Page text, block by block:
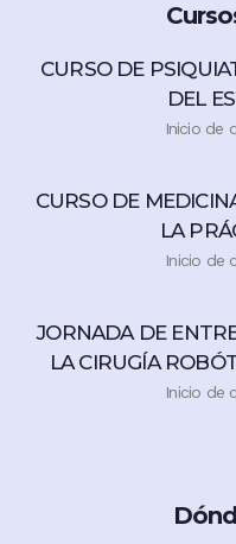
CURSO DE
DEL
Inicio de
CURSO DE
LA
Inicio de
JORNADA DE
LA CIRUGÍA
Inicio de